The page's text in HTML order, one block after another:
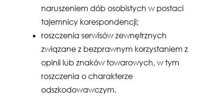
naruszeniem dób osobistych w postaci
tajemnicy korespondencji;
roszczenia serwisów zewnętrznych
związane z bezprawnym korzystaniem z
opinii lub znaków towarowych, w tym
roszczenia o charakterze
odszkodowawczym.